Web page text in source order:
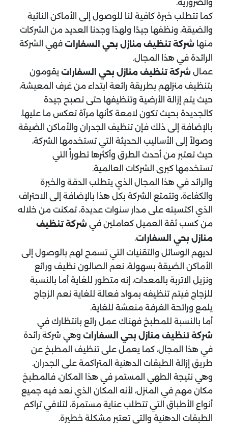
والضرورية.
كما تتطلب خبرة كافية لنا للوصول إلى الأماكن النائية
والضيقة، ونظفها جيدًا ولهذا وجدنا العديد من الشركات
منها شركة تنظيف منازل بحي السفارات فهي الشركة
الرائدة في هذا المجال.
عمال شركة تنظيف منازل بحي السفارات يقومون
بتنظيف منزلهم بطريقة رائعة ابتداء من غرف المعيشة،
حيث يتم إزالة الأرضية وتنظيفها حتى تصبح جيدة
كالجديدة بحيث تكون لامعة كأنها مرآة تعكس ما عليها.
بالإضافة إلى ذلك فإن تنظيف الجدران والأماكن الضيقة
وصولاً إلى الأساليب الحديثة التي تستخدمها الشركة،
حيث تعتبر من أحدث الطرق وأكثرها تطوراً التي
تستخدمها كبرى الشركات العالمية.
والرائد في هذا المجال الذي يتطلب الدقة والخبرة
والكفاءة، وتتمتع الشركة بكل هذا بالإضافة إلى الاحتراف
الذي اكتسبته على مدار سنوات عديدة، تمكنت من خلاله
من كسب ثقة العميل كعاملين في شركة تنظيف
منازل بحي السفارات.
لديهم الوسائل والتقنيات التي تسمح لهم بالوصول إلى
الأماكن الضيقة بسهولة، نعم الصالون نظيف ورائع
ونزيل الاتربة بالمعدات، إنه متطور للغاية أما بالنسبة
للزجاج فيتم تنظيفه بمواد فعالة للغاية نعم الزجاج
يلمع ورائحة الغرفة منعشة للغاية.
أما بالنسبة للمطبخ فهناك عمل رائع بانتظارك في
شركة تنظيف منازل بحي السفارات وهي شركة رائدة
في هذا المجال، كما يعمل على تنظيف المطبخ عن
طريق إزالة الطبقات الدهنية المتراكمة على الجدران.
وهي نتيجة الطهي المستمر في هذا المكان، فالمطبخ
مكان مهم في المنزل، لأنه المكان الذي نعد فيه جميع
أنواع الأطباق التي تتطلب عناية مستمرة، لتلافي تراكم
الطبقات الدهنية والتي تعتبر مشكلة خطيرة.